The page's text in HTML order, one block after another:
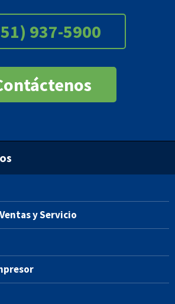
937-5900
y Servicio